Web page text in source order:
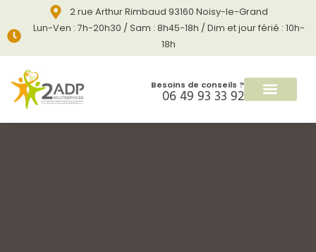
2 rue Arthur Rimbaud 93160 Noisy-le-Grand
Lun-Ven : 7h-20h30 / Sam : 8h45-18h / Dim et jour férié : 10h-
18h
Besoins de conseils ?
06 49 93 33 92